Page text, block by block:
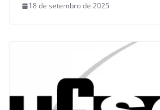
18 de setembro de 2025